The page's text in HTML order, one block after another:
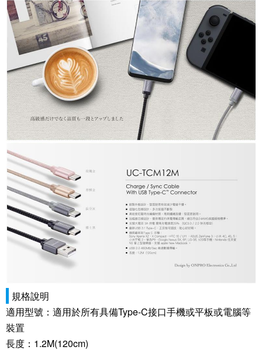
規格說明
適用型號：適用於所有具備Type-C接口手機或平板或電腦等
裝置
長度：1.2M(120cm)